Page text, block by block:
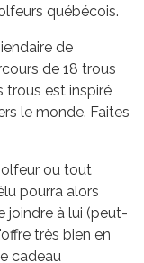
québécois.
de
de 18 trous
trous est inspiré
le monde. Faites
ou tout
pourra alors
joindre à lui (peut-
très bien en
cadeau